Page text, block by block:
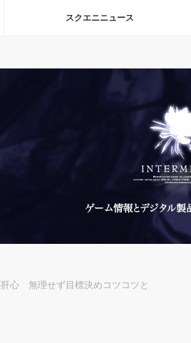
スクエニニュース
心 無理せず目標決めコツコツと